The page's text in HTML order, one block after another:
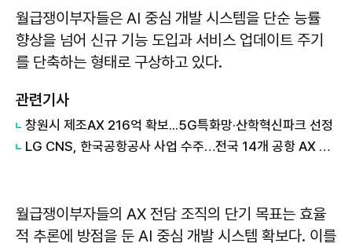
월급쟁이부자들은 AI 중심 개발 시스템을 단순 능률
향상을 넘어 신규 기능 도입과 서비스 업데이트 주기
를 단축하는 형태로 구상하고 있다.
관련기사
창원시 제조AX 216억 확보...5G특화망·산학혁신파크 선정
LG CNS, 한국공항공사 사업 수주…전국 14개 공항 AX 전략 수립
월급쟁이부자들의 AX 전담 조직의 단기 목표는 효율
적 추론에 방점을 둔 AI 중심 개발 시스템 확보다. 이를